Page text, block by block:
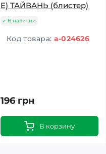
E) ТАЙВАНЬ (блистер)
В наличии
Код товара: a-024626
196 грн
В корзину